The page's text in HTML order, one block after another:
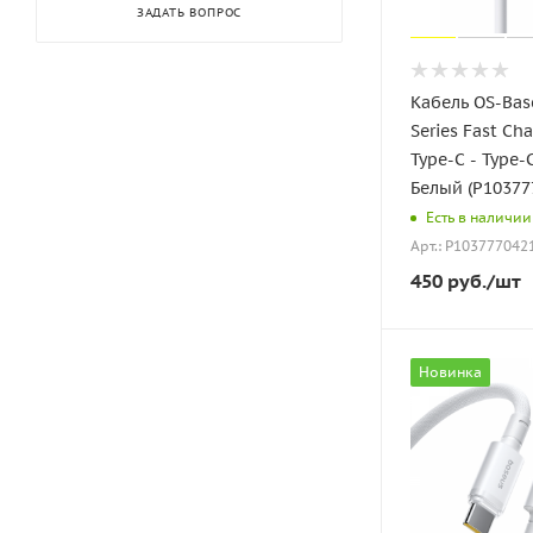
Кабель OS-
Series Fast
Type-C - Type-
Белый
Есть в наличии
Арт.:
450 руб./шт
Новинка
ЗАДАТЬ ВОПРОС